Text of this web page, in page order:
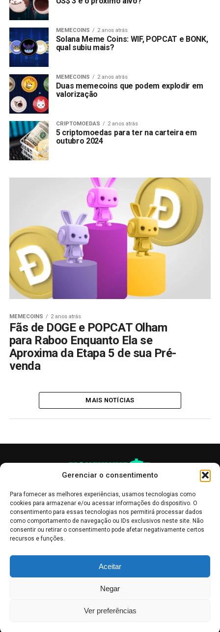
Gerenciar o consentimento
Para fornecer as melhores experiências, usamos tecnologias como
cookies para armazenar e/ou acessar informações do dispositivo. O
consentimento para essas tecnologias nos permitirá processar dados
como comportamento de navegação ou IDs exclusivos neste site. Não
consentir ou retirar o consentimento pode afetar negativamente certos
recursos e funções.
Aceitar
Negar
Ver preferências
MEMECOINS 2 anos atrás
Solana Meme Coins: WIF, POPCAT e BONK,
qual subiu mais?
MEMECOINS 2 anos atrás
Duas memecoins que podem explodir em
valorização
CRIPTOMOEDAS 2 anos atrás
5 criptomoedas para ter na carteira em
outubro 2024
MEMECOINS 2 anos atrás
Fãs de DOGE e POPCAT Olham
para Raboo Enquanto Ela se
Aproxima da Etapa 5 de sua Pré-
venda
MAIS NOTÍCIAS
informativo, servindo como boletins de divulgação, e não devem ser
interpretadas como recomendações de investimento.Leia mais
Bolsa de Valores